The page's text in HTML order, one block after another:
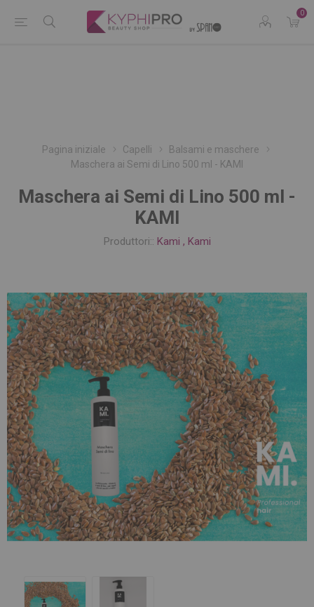
0
Pagina iniziale Capelli
Balsami e maschere
Maschera ai Semi di Lino 500 ml - KAMI
Maschera ai Semi di Lino 500 ml -
KAMI
Produttori:: Kami , Kami